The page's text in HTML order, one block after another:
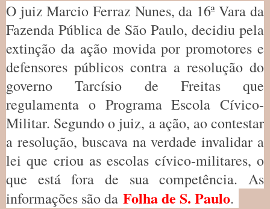
O juiz Marcio Ferraz Nunes, da 16ª Vara da
Fazenda Pública de São Paulo, decidiu pela
extinção da ação movida por promotores e
defensores públicos contra a resolução do
governo Tarcísio de Freitas que
regulamenta o Programa Escola Cívico-
Militar. Segundo o juiz, a ação, ao contestar
a resolução, buscava na verdade invalidar a
lei que criou as escolas cívico-militares, o
que está fora de sua competência. As
informações são da Folha de S. Paulo.